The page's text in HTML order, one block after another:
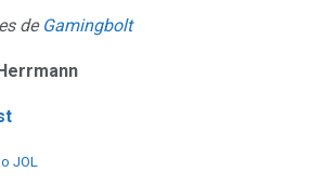
de Gamingbolt
JOL